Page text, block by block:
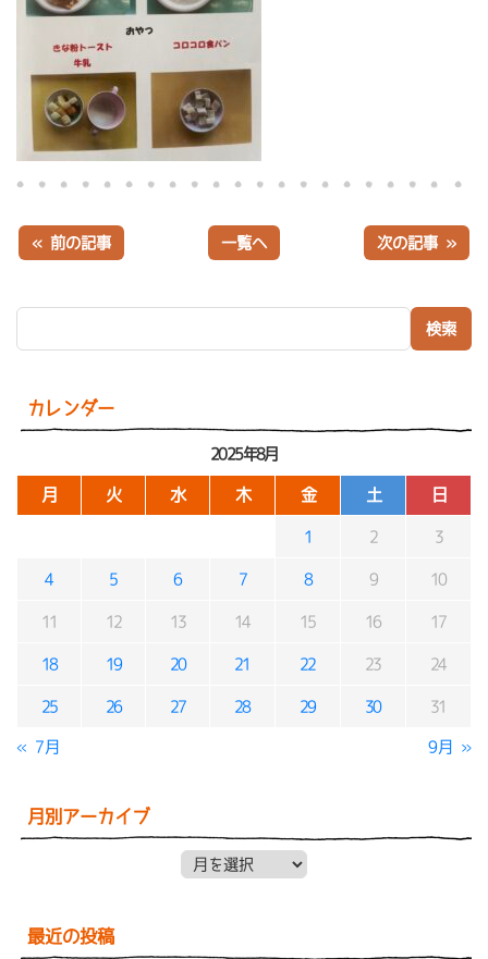
カレンダー
2025年8月
月 火 水 木 金 土 日
1 2 3
4 5 6 7 8 9 10
11 12 13 14 15 16 17
18 19 20 21 22 23 24
25 26 27 28 29 30 31
« 7月 9月 »
月別アーカイブ
最近の投稿
« 前の記事 一覧へ 次の記事 »